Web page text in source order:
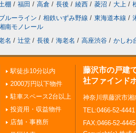
棚 / 福田 / 高倉 / 長後 / 綾西 / 菱沼 / 大上 /
ルーライン / 相鉄いずみ野線 / 東海道本線 /
南モノレール
名 / 辻堂 / 長後 / 海老名 / 高座渋谷 / かしわ
駅徒歩10分以内
2000万円以下物件
駐車スペース2台以上
投資用・収益物件
店舗・事務所
藤沢市の戸建
社ファインド
神奈川県藤沢市湘
TEL:0466-52-4441
FAX:0466-52-4445